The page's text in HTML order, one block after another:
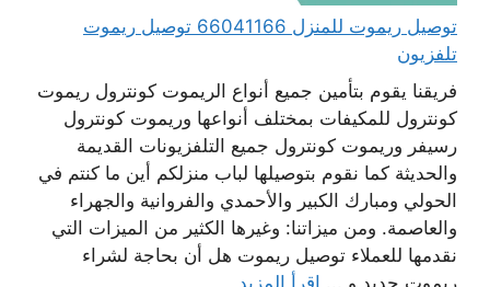
توصيل ريموت للمنزل 66041166 توصيل ريموت
تلفزيون
فريقنا يقوم بتأمين جميع أنواع الريموت كونترول ريموت
كونترول للمكيفات بمختلف أنواعها وريموت كونترول
رسيفر وريموت كونترول جميع التلفزيونات القديمة
والحديثة كما نقوم بتوصيلها لباب منزلكم أين ما كنتم في
الحولي ومبارك الكبير والأحمدي والفروانية والجهراء
والعاصمة. ومن ميزاتنا: وغيرها الكثير من الميزات التي
نقدمها للعملاء توصيل ريموت هل أن بحاجة لشراء
ريموت جديد و ... اقرأ المزيد